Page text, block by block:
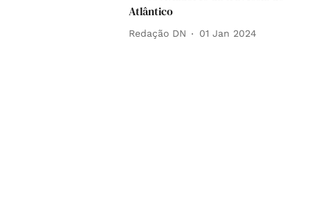
Atlântico
Redação DN 01 Jan 2024